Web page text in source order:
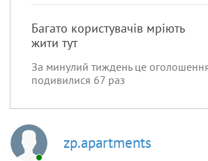
Багато користувачів мріють
жити тут
За минулий тиждень це
подивилися 67 раз
zp.apartments